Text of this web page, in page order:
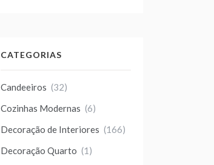
CATEGORIAS
Candeeiros (32)
Cozinhas Modernas (6)
Decoração de Interiores (166)
Decoração Quarto (1)